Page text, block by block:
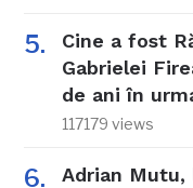
Cine a fost
Gabrielei
de ani în
117179 views
Adrian